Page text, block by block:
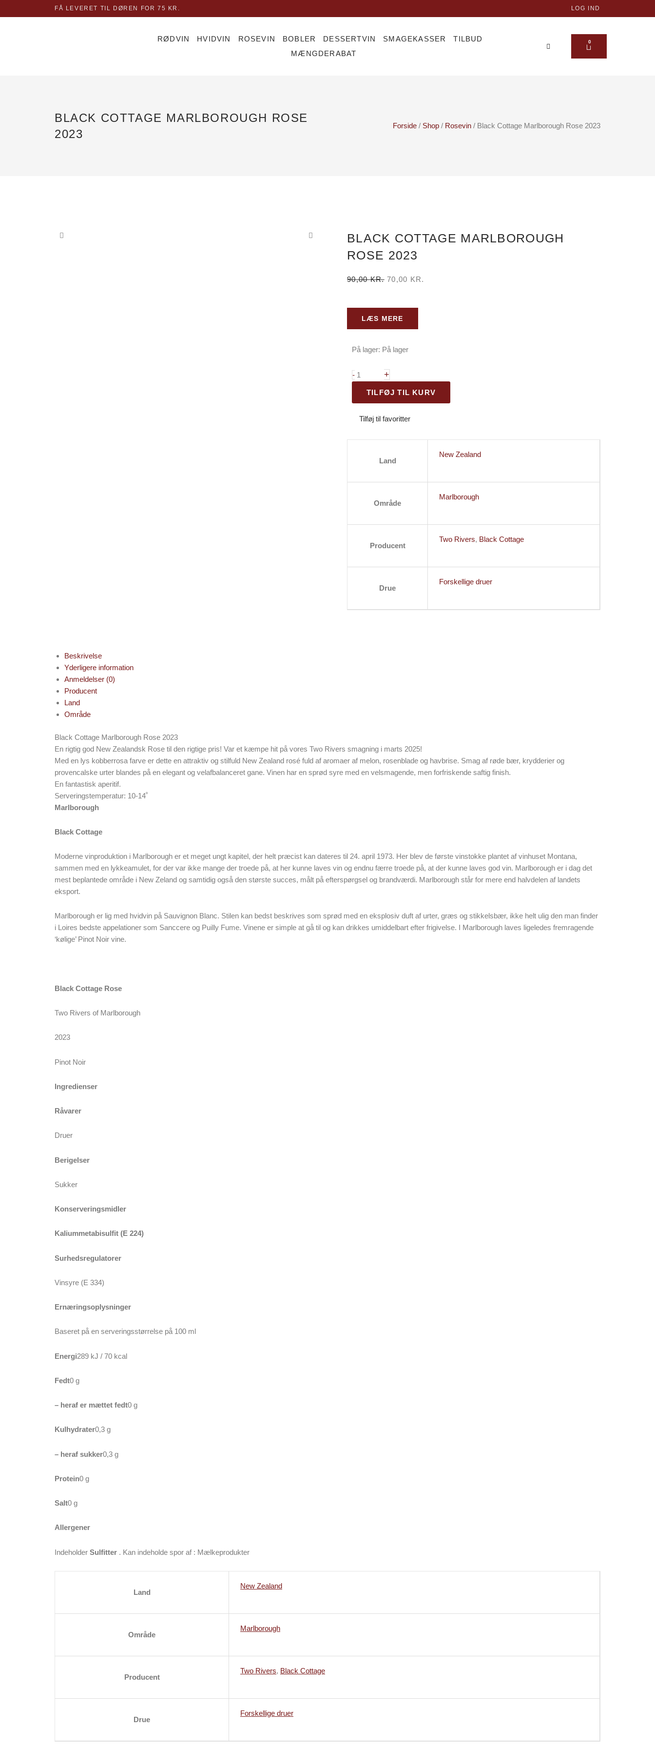
til
FÅ LEVERET TIL DØREN FOR 75 KR. LOG IND
RØDVIN HVIDVIN ROSEVIN BOBLER DESSERTVIN SMAGEKASSER
TILBUD
MÆNGDERABAT
0
KURV
BLACK COTTAGE MARLBOROUGH ROSE
2023
Forside / Shop / Rosevin / Black Cottage Marlborough Rose 2023
BLACK COTTAGE MARLBOROUGH
ROSE 2023
90,00KR. DEN
70,00 KR.
LÆS MERE
På lager: På lager
-
Black
Marlborough
Rose
antal
+
TILFØJ TIL KURV
Tilføj til favoritter
Land
New Zealand
Område
Marlborough
Producent
Two Rivers, Black Cottage
Drue
Forskellige druer
Beskrivelse
Yderligere information
Anmeldelser (0)
Producent
Land
Område
Black Cottage Marlborough Rose 2023
En rigtig god New Zealandsk Rose til den rigtige pris! Var et kæmpe hit på vores Two Rivers smagning i marts 2025!
Med en lys kobberrosa farve er dette en attraktiv og stilfuld New Zealand rosé fuld af aromaer af melon, rosenblade og havbrise. Smag af røde bær, krydderier og
provencalske urter blandes på en elegant og velafbalanceret gane. Vinen har en sprød syre med en velsmagende, men forfriskende saftig finish.
En fantastisk aperitif.
Serveringstemperatur: 10-14˚
Marlborough
Black Cottage
Moderne vinproduktion i Marlborough er et meget ungt kapitel, der helt præcist kan dateres til 24. april 1973. Her blev de første vinstokke plantet af vinhuset Montana,
sammen med en lykkeamulet, for der var ikke mange der troede på, at her kunne laves vin og endnu færre troede på, at der kunne laves god vin. Marlborough er i dag det
mest beplantede område i New Zeland og samtidig også den største succes, målt på efterspørgsel og brandværdi. Marlborough står for mere end halvdelen af landets
eksport.
Marlborough er lig med hvidvin på Sauvignon Blanc. Stilen kan bedst beskrives som sprød med en eksplosiv duft af urter, græs og stikkelsbær, ikke helt ulig den man finder
i Loires bedste appelationer som Sanccere og Puilly Fume. Vinene er simple at gå til og kan drikkes umiddelbart efter frigivelse. I Marlborough laves ligeledes fremragende
‘kølige’ Pinot Noir vine.
Black Cottage Rose
Two Rivers of Marlborough
2023
Pinot Noir
Ingredienser
Råvarer
Druer
Berigelser
Sukker
Konserveringsmidler
Kaliummetabisulfit (E 224)
Surhedsregulatorer
Vinsyre (E 334)
Ernæringsoplysninger
Baseret på en serveringsstørrelse på 100 ml
Energi289 kJ / 70 kcal
Fedt0 g
– heraf er mættet fedt0 g
Kulhydrater0,3 g
– heraf sukker0,3 g
Protein0 g
Salt0 g
Allergener
Indeholder Sulfitter . Kan indeholde spor af : Mælkeprodukter
Land
New Zealand
Område
Marlborough
Producent
Two Rivers, Black Cottage
Drue
Forskellige druer